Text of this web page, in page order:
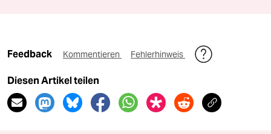
Feedback Kommentieren Fehlerhinweis
Diesen Artikel teilen